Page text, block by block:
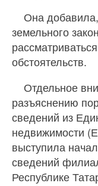
Она
земельного
обстоятельств.
Отдельное
разъяснению
сведений из
недвижимости
выступила
сведений
Республике